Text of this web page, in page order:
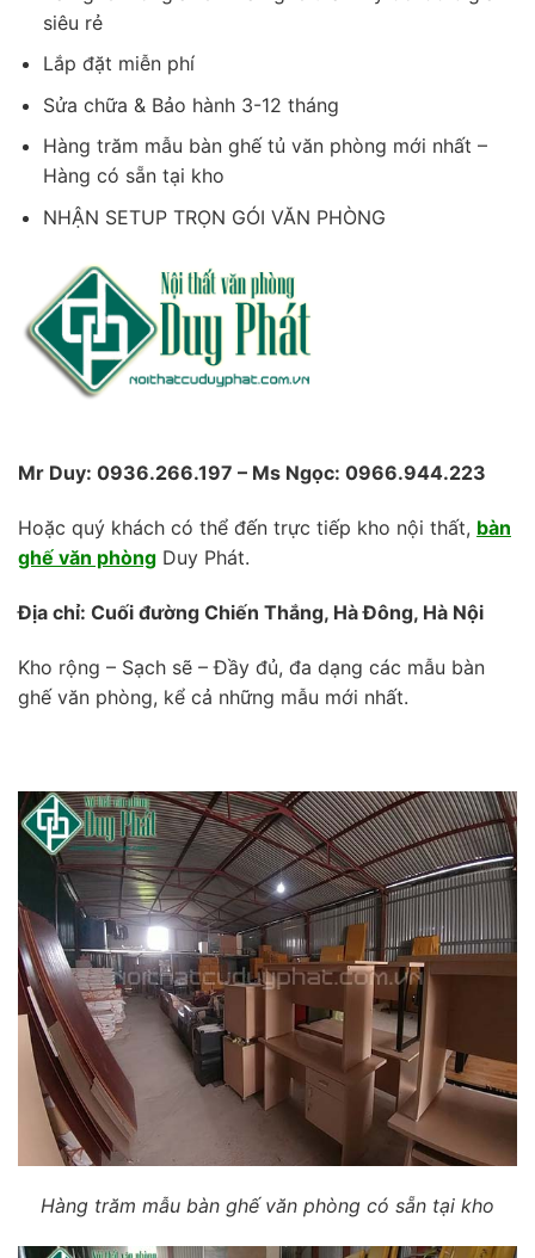
siêu rẻ
Lắp đặt miễn phí
Sửa chữa & Bảo hành 3-12 tháng
Hàng trăm mẫu bàn ghế tủ văn phòng mới nhất –
Hàng có sẵn tại kho
NHẬN SETUP TRỌN GÓI VĂN PHÒNG
Mr Duy: 0936.266.197 – Ms Ngọc: 0966.944.223
Hoặc quý khách có thể đến trực tiếp kho nội thất, bàn
ghế văn phòng Duy Phát.
Địa chỉ: Cuối đường Chiến Thắng, Hà Đông, Hà Nội
Kho rộng – Sạch sẽ – Đầy đủ, đa dạng các mẫu bàn
ghế văn phòng, kể cả những mẫu mới nhất.
Hàng trăm mẫu bàn ghế văn phòng có sẵn tại kho